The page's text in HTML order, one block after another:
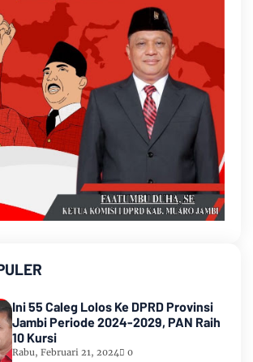
Ini 55 Caleg Lolos Ke DPRD Provinsi
Jambi Periode 2024-2029, PAN Raih
10 Kursi
Rabu, Februari 21, 2024 0